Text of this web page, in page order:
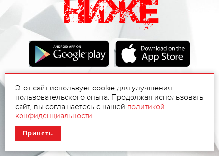
Этот сайт использует cookie для улучшения
пользовательского опыта. Продолжая использовать
сайт, вы соглашаетесь с нашей политикой
конфиденциальности.
Принять